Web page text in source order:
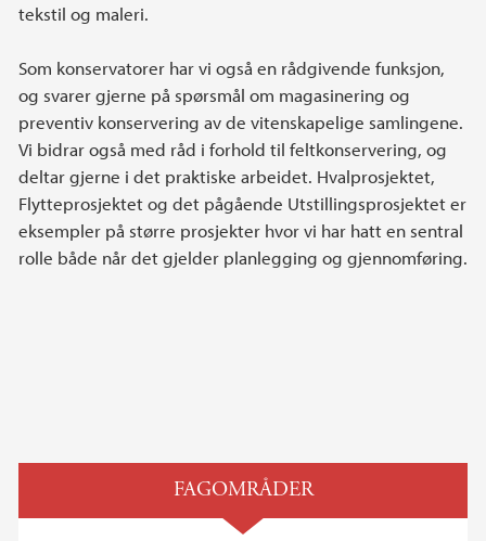
tekstil og maleri.
Som konservatorer har vi også en rådgivende funksjon,
og svarer gjerne på spørsmål om magasinering og
preventiv konservering av de vitenskapelige samlingene.
Vi bidrar også med råd i forhold til feltkonservering, og
deltar gjerne i det praktiske arbeidet. Hvalprosjektet,
Flytteprosjektet og det pågående Utstillingsprosjektet er
eksempler på større prosjekter hvor vi har hatt en sentral
rolle både når det gjelder planlegging og gjennomføring.
FAGOMRÅDER